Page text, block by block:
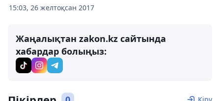
15:03, 26 желтоқсан 2017
Жаңалықтан zakon.kz сайтында
хабардар болыңыз: